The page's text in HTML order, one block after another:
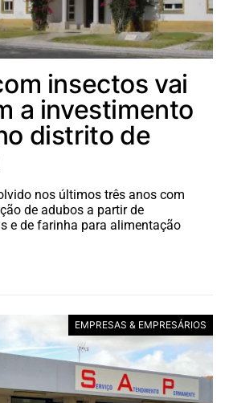
insectos vai
a investimento
distrito de
nos últimos três anos com
de adubos a partir de
e de farinha para alimentação
EMPRESAS & EMPRESÁRIOS